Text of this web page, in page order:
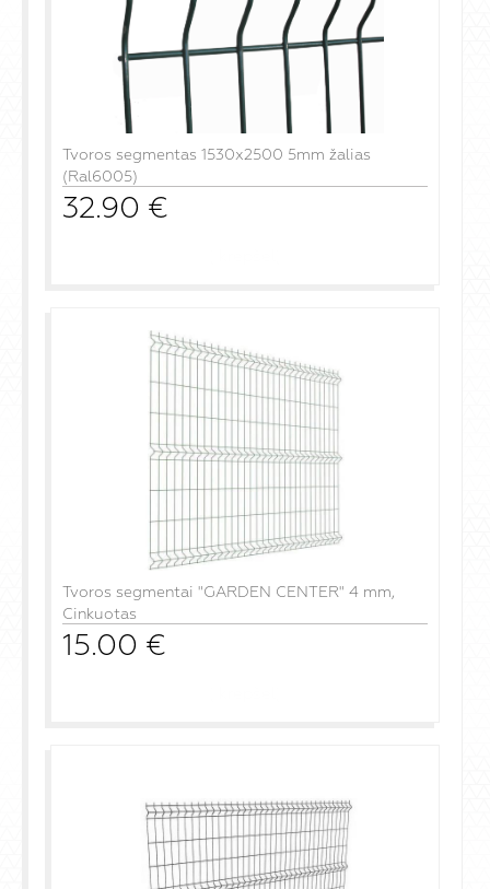
Tvoros segmentas 1530x2500 5mm žalias
(Ral6005)
32.90 €
Tvoros segmentai "GARDEN CENTER" 4 mm,
Cinkuotas
15.00 €